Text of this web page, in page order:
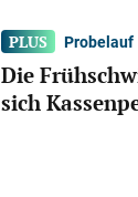
Probelauf
Die
sich